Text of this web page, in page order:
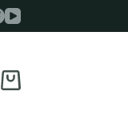
Carro